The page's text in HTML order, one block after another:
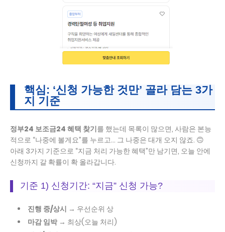
핵심: ‘신청 가능한 것만’ 골라 담는 3가
지 기준
정부24 보조금24 혜택 찾기를 했는데 목록이 많으면, 사람은 본능
적으로 “나중에 볼게요”를 누르고… 그 나중은 대개 오지 않죠. 🙃
아래 3가지 기준으로 “지금 처리 가능한 혜택”만 남기면, 오늘 안에
신청까지 갈 확률이 확 올라갑니다.
기준 1) 신청기간: “지금” 신청 가능?
진행 중/상시 → 우선순위 상
마감 임박→ 최상(오늘 처리)